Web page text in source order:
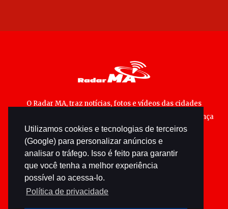
Utilizamos cookies e tecnologias de terceiros
(Google) para personalizar anúncios e
analisar o tráfego. Isso é feito para garantir
que você tenha a melhor experiência
possível ao acessa-lo.
Política de privacidade
O Radar MA, traz notícias, fotos e vídeos das cidades
maranhenses; matérias especiais sobre política, segurança
pública e cultura popular.